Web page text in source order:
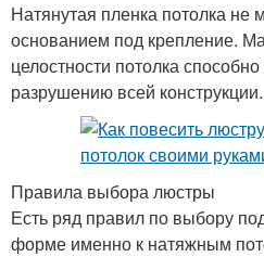
Натянутая пленка потолка не
основанием под крепление.
целостности потолка
разрушению всей конструкции.
Правила выбора люстры
Есть ряд правил по выбору
форме именно к натяжным